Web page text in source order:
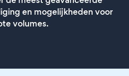
en mogelijkheden voor
volumes.